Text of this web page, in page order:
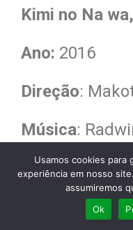
Kimi no Na
Ano: 2016
Direção:
Música:
Duração:106
Nacionalidade:
Usamos cookies para
experiência em nosso
assumiremos
Ok